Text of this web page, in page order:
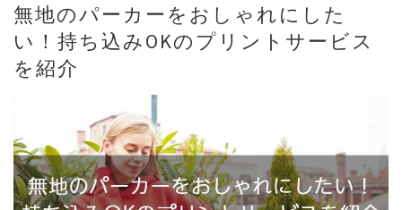
無地のパーカーをおしゃれにした
い！持ち込みOKのプリントサービス
を紹介